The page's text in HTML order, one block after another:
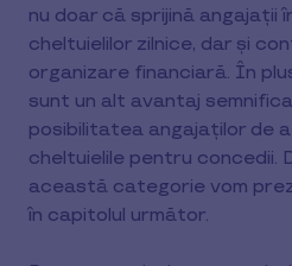
nu doar că sprijină angajații
cheltuielilor zilnice, dar și
organizare financiară. În
sunt un alt avantaj
posibilitatea angajaților de
cheltuielile pentru concedii.
această categorie vom
în capitolul următor.